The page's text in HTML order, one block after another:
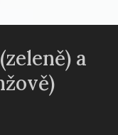
a